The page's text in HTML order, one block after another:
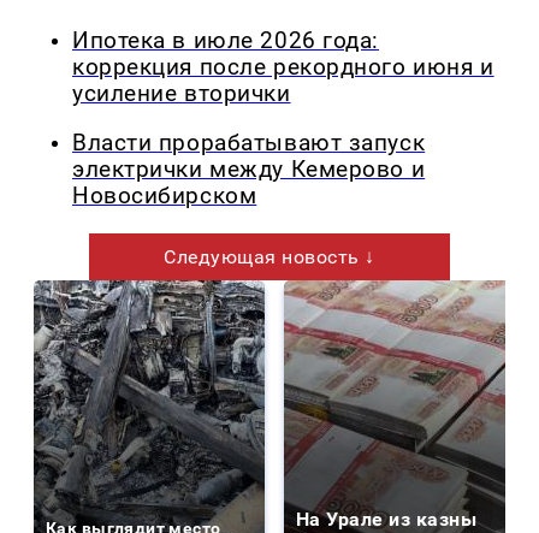
Ипотека в июле 2026 года:
коррекция после рекордного июня и
усиление вторички
Власти прорабатывают запуск
электрички между Кемерово и
Новосибирском
Следующая новость ↓
Как выглядит место
На Урале из казны